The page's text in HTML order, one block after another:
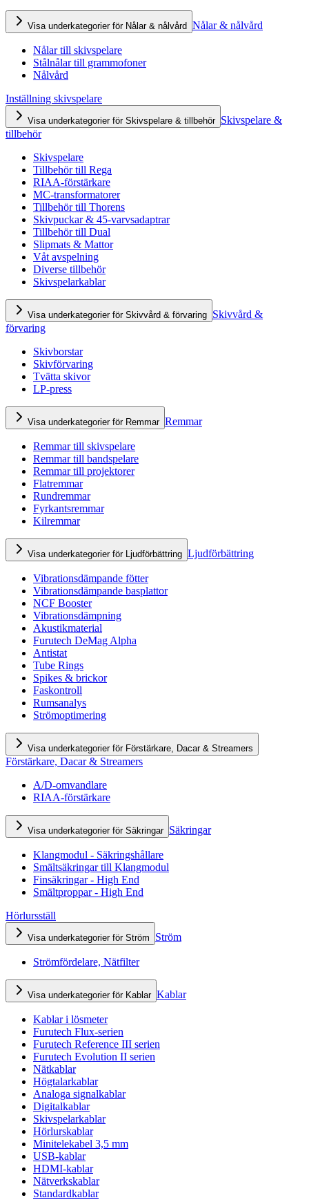
Visa underkategorier för Nålar & nålvård Nålar & nålvård
Nålar till skivspelare
Stålnålar till grammofoner
Nålvård
Inställning skivspelare
Visa underkategorier för Skivspelare & tillbehör Skivspelare &
tillbehör
Skivspelare
Tillbehör till Rega
RIAA-förstärkare
MC-transformatorer
Tillbehör till Thorens
Skivpuckar & 45-varvsadaptrar
Tillbehör till Dual
Slipmats & Mattor
Våt avspelning
Diverse tillbehör
Skivspelarkablar
Visa underkategorier för Skivvård & förvaring Skivvård &
förvaring
Skivborstar
Skivförvaring
Tvätta skivor
LP-press
Visa underkategorier för Remmar Remmar
Remmar till skivspelare
Remmar till bandspelare
Remmar till projektorer
Flatremmar
Rundremmar
Fyrkantsremmar
Kilremmar
Visa underkategorier för Ljudförbättring Ljudförbättring
Vibrationsdämpande fötter
Vibrationsdämpande basplattor
NCF Booster
Vibrationsdämpning
Akustikmaterial
Furutech DeMag Alpha
Antistat
Tube Rings
Spikes & brickor
Faskontroll
Rumsanalys
Strömoptimering
Visa underkategorier för Förstärkare, Dacar & Streamers
Förstärkare, Dacar & Streamers
A/D-omvandlare
RIAA-förstärkare
Visa underkategorier för Säkringar Säkringar
Klangmodul - Säkringshållare
Smältsäkringar till Klangmodul
Finsäkringar - High End
Smältproppar - High End
Hörlursställ
Visa underkategorier för Ström Ström
Strömfördelare, Nätfilter
Visa underkategorier för Kablar Kablar
Kablar i lösmeter
Furutech Flux-serien
Furutech Reference III serien
Furutech Evolution II serien
Nätkablar
Högtalarkablar
Analoga signalkablar
Digitalkablar
Skivspelarkablar
Hörlurskablar
Minitelekabel 3,5 mm
USB-kablar
HDMI-kablar
Nätverkskablar
Standardkablar